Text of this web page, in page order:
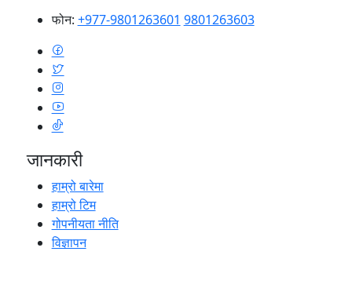
फोन: +977-9801263601 9801263603
जानकारी
हाम्रो बारेमा
हाम्रो टिम
गोपनीयता नीति
विज्ञापन